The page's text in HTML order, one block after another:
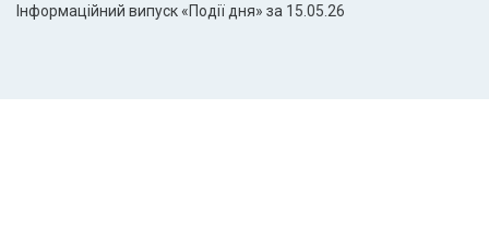
Інформаційний випуск «Події дня» за 15.05.26